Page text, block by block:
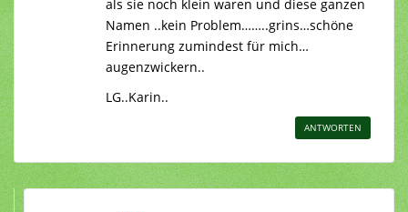
als sie noch klein waren und diese ganzen
Namen ..kein Problem……..grins…schöne
Erinnerung zumindest für mich…
augenzwickern..
LG..Karin..
ANTWORTEN